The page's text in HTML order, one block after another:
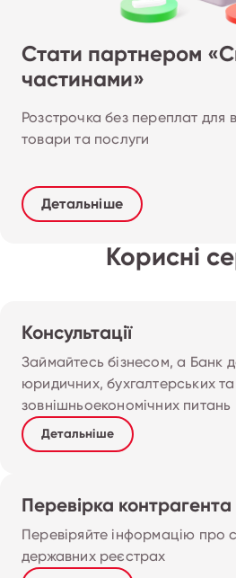
Стати партнером
частинами»
Розстрочка без переплат для
товари та послуги
Детальніше
Корисні
Консультації
Займайтесь бізнесом, а Банк
юридичних, бухгалтерських та
зовнішньоекономічних питань
Детальніше
Перевірка контрагента
Перевіряйте інформацію про
державних реєстрах